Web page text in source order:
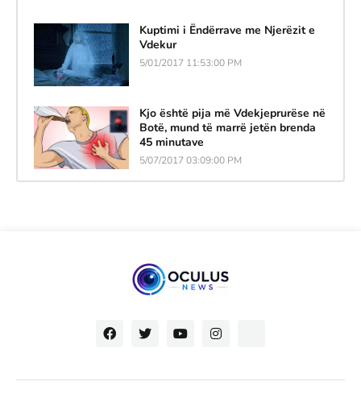
Kuptimi i Ëndërrave me Njerëzit e
Vdekur
5/01/2017 11:53:00 PM
Kjo është pija më Vdekjeprurëse në
Botë, mund të marrë jetën brenda
45 minutave
5/07/2017 03:09:00 PM